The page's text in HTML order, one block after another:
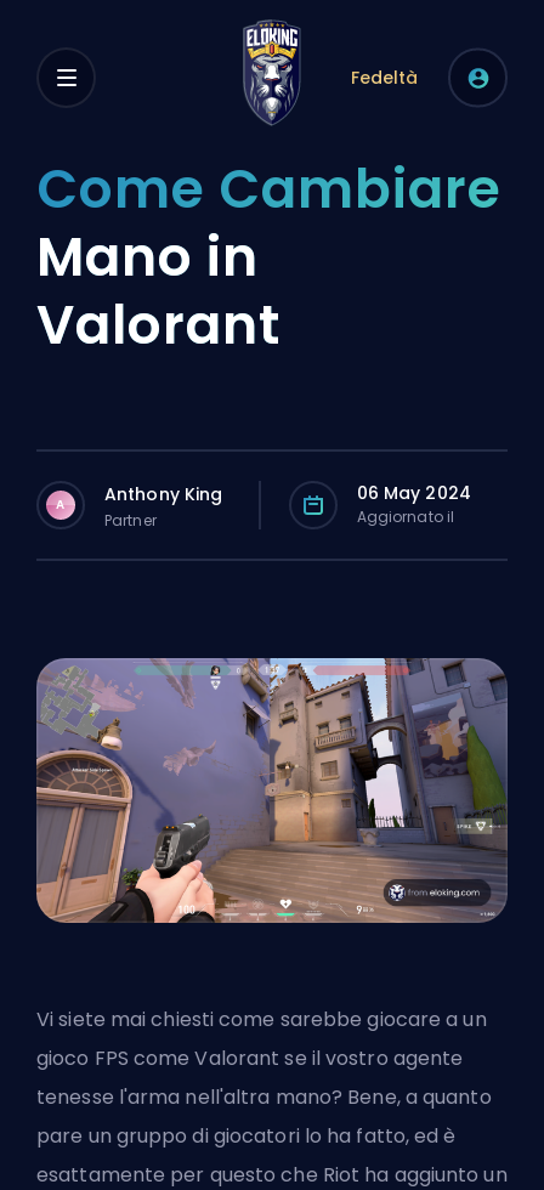
Fedeltà
Come Cambiare
Mano in
Valorant
A Anthony King
Partner
06 May 2024
Aggiornato il
Vi siete mai chiesti come sarebbe giocare a un
gioco FPS come Valorant se il vostro agente
tenesse l'arma nell'altra mano? Bene, a quanto
pare un gruppo di giocatori lo ha fatto, ed è
esattamente per questo che Riot ha aggiunto un